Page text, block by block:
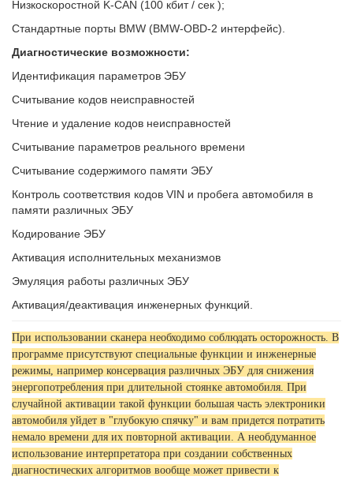
Низкоскоростной K-CAN (100 кбит / сек );
Стандартные порты BMW (BMW-OBD-2 интерфейс).
Диагностические возможности:
Идентификация параметров ЭБУ
Считывание кодов неисправностей
Чтение и удаление кодов неисправностей
Считывание параметров реального времени
Считывание содержимого памяти ЭБУ
Контроль соответствия кодов VIN и пробега автомобиля в
памяти различных ЭБУ
Кодирование ЭБУ
Активация исполнительных механизмов
Эмуляция работы различных ЭБУ
Активация/деактивация инженерных функций.
При использовании сканера необходимо соблюдать осторожность. В
программе присутствуют специальные функции и инженерные
режимы, например консервация различных ЭБУ для снижения
энергопотребления при длительной стоянке автомобиля. При
случайной активации такой функции большая часть электроники
автомобиля уйдет в "глубокую спячку" и вам придется потратить
немало времени для их повторной активации. А необдуманное
использование интерпретатора при создании собственных
диагностических алгоритмов вообще может привести к